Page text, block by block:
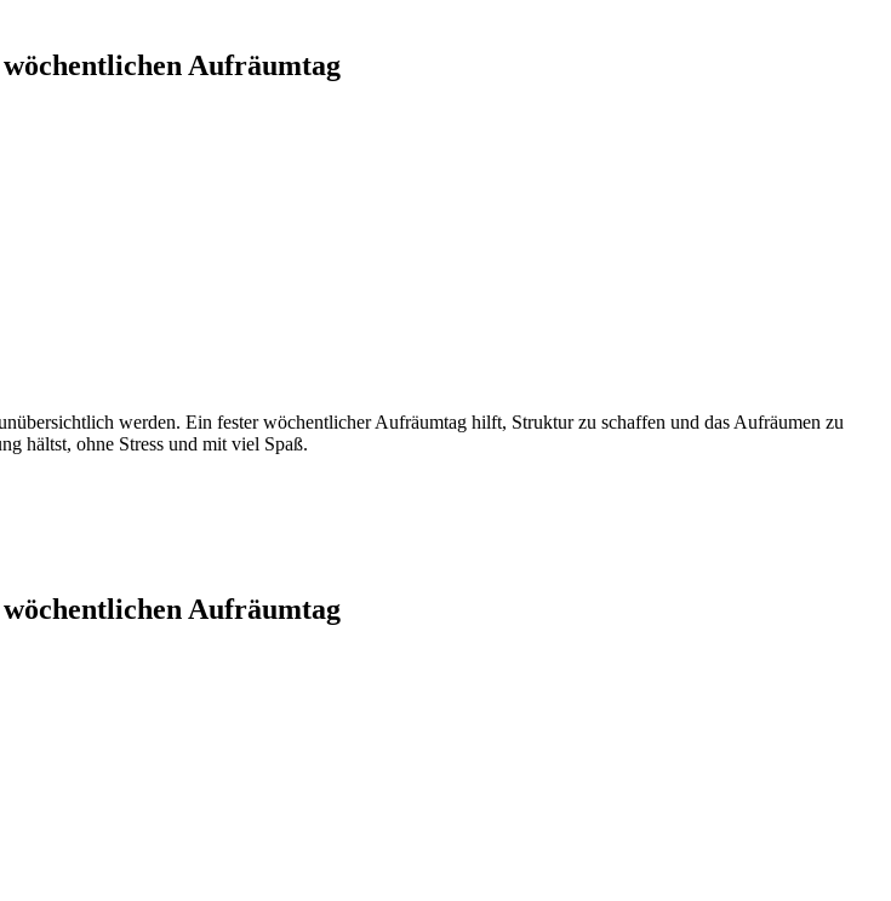
Aufräumtag
werden. Ein fester wöchentlicher Aufräumtag hilft, Struktur zu schaffen und das Aufräumen zu
hältst, ohne Stress und mit viel Spaß.
Aufräumtag